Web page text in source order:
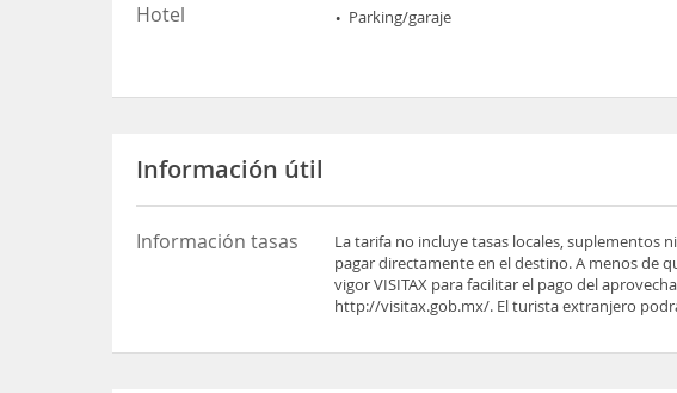
Hotel Parking/garaje
Información útil
Información tasas
La tarifa no incluye tasas locales, suplementos
pagar directamente en el destino. A menos de
vigor VISITAX para facilitar el pago del
http://visitax.gob.mx/. El turista extranjero